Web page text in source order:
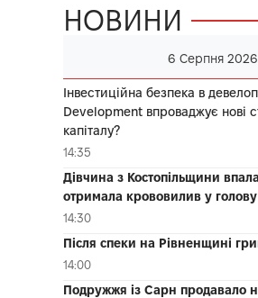
НОВИНИ
6 Серпня 2026
Інвестиційна безпека в
Development впроваджує нові
капіталу?
14:35
Дівчина з Костопільщини
отримала крововилив у голову
14:30
Після спеки на Рівненщині
14:00
Подружжя із Сарн продавало